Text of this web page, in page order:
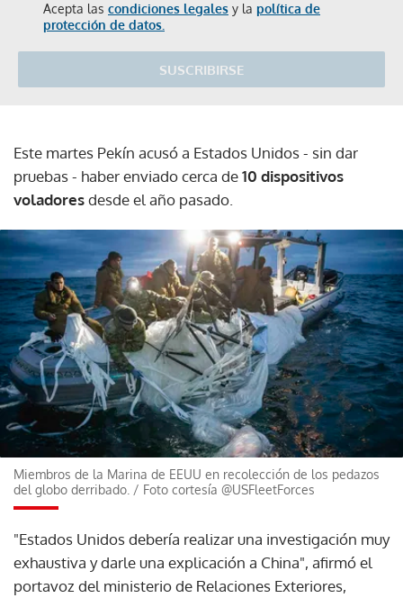
Acepta las condiciones legales y la política de
protección de datos.
SUSCRIBIRSE
Este martes Pekín acusó a Estados Unidos - sin dar
pruebas - haber enviado cerca de10 dispositivos
voladoresdesde el año pasado.
Miembros de la Marina de EEUU en recolección de los pedazos
del globo derribado. / Foto cortesía @USFleetForces
"Estados Unidos debería realizar una investigación muy
exhaustiva y darle una explicación a China", afirmó el
portavoz del ministerio de Relaciones Exteriores,